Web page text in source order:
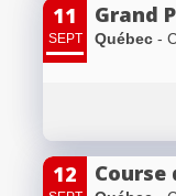
11
SEPT
Grand
Québec -
12 Course